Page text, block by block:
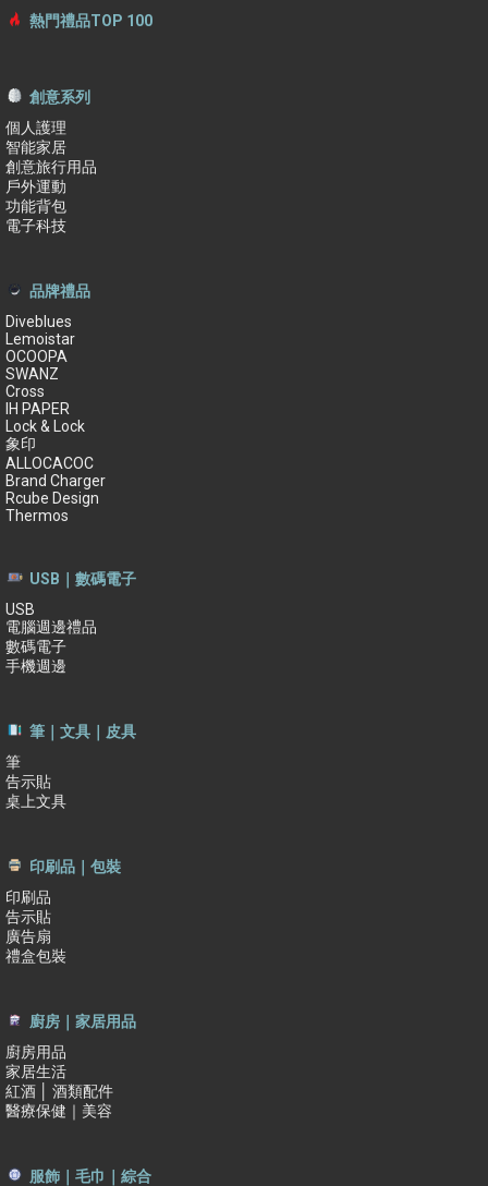
熱門禮品TOP 100
創意系列
個人護理
智能家居
創意旅行用品
戶外運動
功能背包
電子科技
品牌禮品
Diveblues
Lemoistar
OCOOPA
SWANZ
Cross
IH PAPER
Lock & Lock
象印
ALLOCACOC
Brand Charger
Rcube Design
Thermos
USB｜數碼電子
USB
電腦週邊禮品
數碼電子
手機週邊
筆｜文具｜皮具
筆
告示貼
桌上文具
印刷品｜包裝
印刷品
告示貼
廣告扇
禮盒包裝
廚房｜家居用品
廚房用品
家居生活
紅酒 │ 酒類配件
醫療保健｜美容
服飾｜毛巾｜綜合